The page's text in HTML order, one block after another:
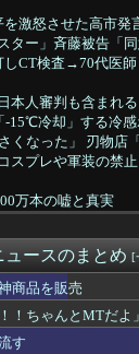
激怒させた高市発
ター」斉藤被告「
しCT検査→70代医
人審判も含まれる
-15℃冷却」する冷
くなった」 刃物店
スプレや軍装の禁
万本の嘘と真実
アメリカ、イス
射を批判「周辺の
てしまう」と訴え
連が完全崩壊しま
ースのまとめ [
商品を販売
！ちゃんとMTだよ」
す